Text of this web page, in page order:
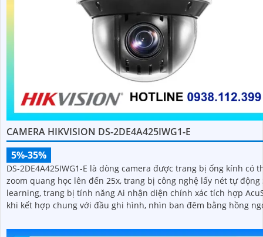
CAMERA HIKVISION DS-2DE4A425IWG1-E
5%-35%
DS-2DE4A425IWG1-E là dòng camera được trang bị ống kính có
zoom quang học lên đến 25x, trang bị công nghệ lấy nét tự động
learning, trang bị tính năng Ai nhận diện chính xác tích hợp
khi kết hợp chung với đầu ghi hình, nhìn ban đêm bằng hồng